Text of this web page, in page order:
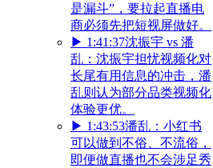
是漏斗”，要拉起直播电
商必须先把短视屏做好。
▶ 1:41:37沈振宇 vs 潘
乱：沈振宇担忧视频化对
长尾有用信息的冲击，潘
乱则认为部分品类视频化
体验更优。
▶ 1:43:53潘乱：小红书
可以做到不俗、不流俗，
即便做直播也不会涉足秀